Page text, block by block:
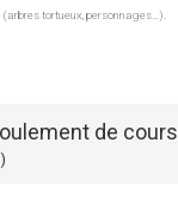
(arbres tortueux, personnages…).
de cours